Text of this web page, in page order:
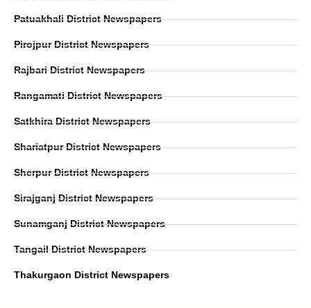
Patuakhali District Newspapers
Pirojpur District Newspapers
Rajbari District Newspapers
Rangamati District Newspapers
Satkhira District Newspapers
Shariatpur District Newspapers
Sherpur District Newspapers
Sirajganj District Newspapers
Sunamganj District Newspapers
Tangail District Newspapers
Thakurgaon District Newspapers